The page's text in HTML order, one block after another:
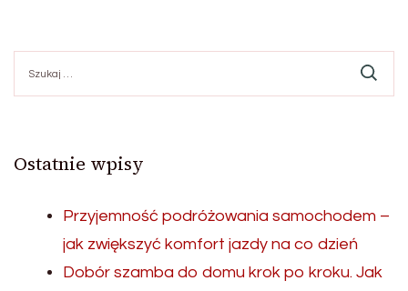
Ostatnie wpisy
Przyjemność podróżowania samochodem –
jak zwiększyć komfort jazdy na co dzień
Dobór szamba do domu krok po kroku. Jak